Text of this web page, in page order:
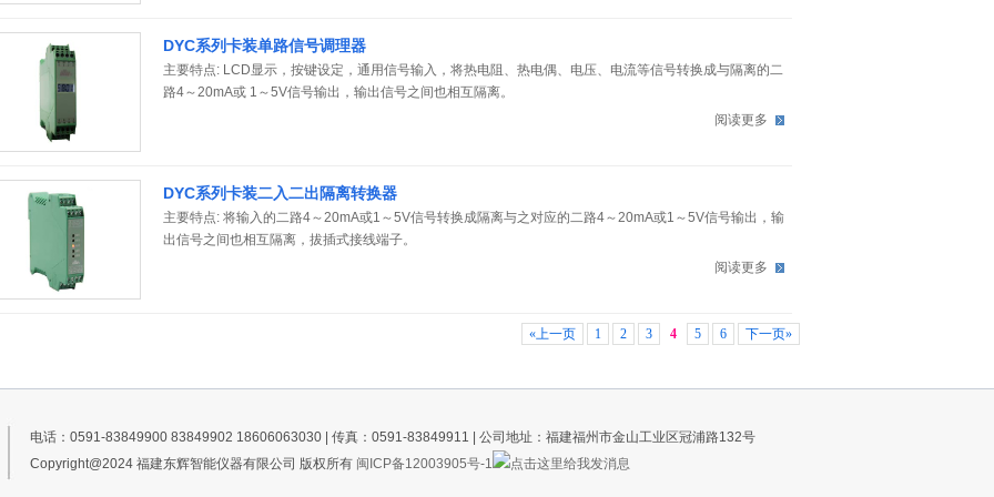
DYC系列卡装单路信号调理器
主要特点: LCD显示，按键设定，通用信号输入，将热电阻、热电偶、电压、电流等信号转换成与隔离的二
路4～20mA或 1～5V信号输出，输出信号之间也相互隔离。
阅读更多
DYC系列卡装二入二出隔离转换器
主要特点: 将输入的二路4～20mA或1～5V信号转换成隔离与之对应的二路4～20mA或1～5V信号输出，输
出信号之间也相互隔离，拔插式接线端子。
阅读更多
«上一页 1 2 3 4 5 6 下一页»
电话：0591-83849900 83849902 18606063030 | 传真：0591-83849911 | 公司地址：福建福州市金山工业区冠浦路132号
Copyright@2024 福建东辉智能仪器有限公司 版权所有 闽ICP备12003905号-1